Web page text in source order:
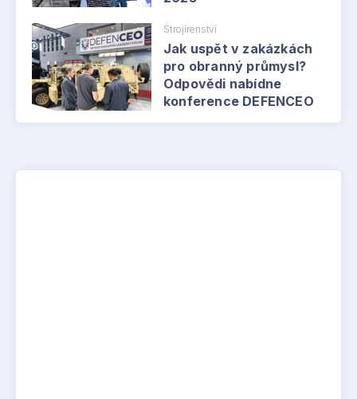
Strojírenství
Jak uspět v zakázkách
pro obranný průmysl?
Odpovědi nabídne
konference DEFENCEO